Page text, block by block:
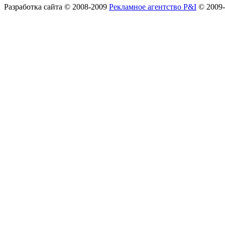
Разработка сайта © 2008-2009 Рекламное агентство P&I ©